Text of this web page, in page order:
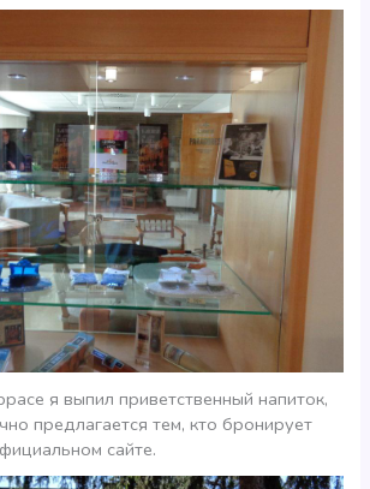
я выпил приветственный напиток,
предлагается тем, кто бронирует
сайте.